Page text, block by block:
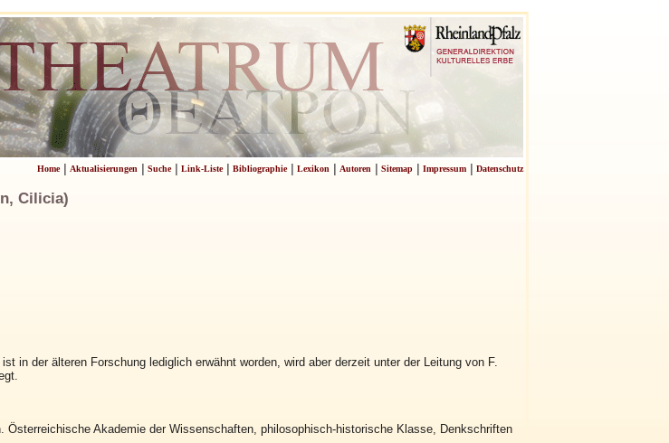
Home| Aktualisierungen| Suche| Link-Liste| Bibliographie| Lexikon| Autoren| Sitemap| Impressum| Datenschutz
Cilicia)
in der älteren Forschung lediglich erwähnt worden, wird aber derzeit unter der Leitung von F.
Österreichische Akademie der Wissenschaften, philosophisch-historische Klasse, Denkschriften